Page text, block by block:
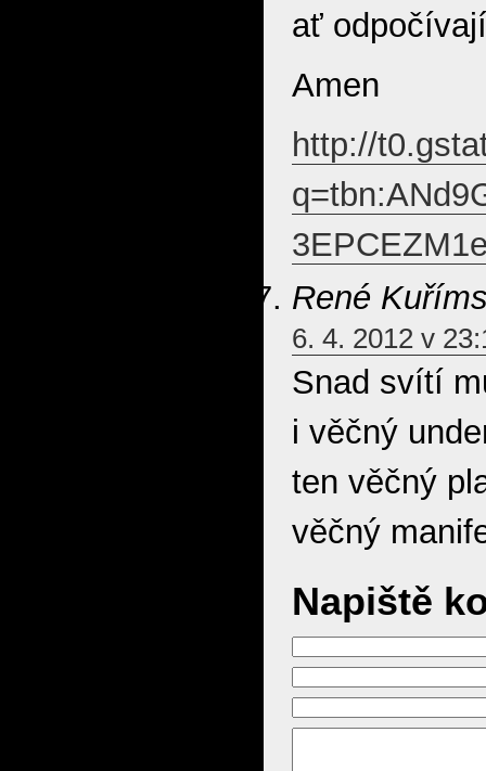
ať
Amen
http://
René
6. 4. 2012 v
Snad svítí
i věčný
ten věčný
věčný
Napiště